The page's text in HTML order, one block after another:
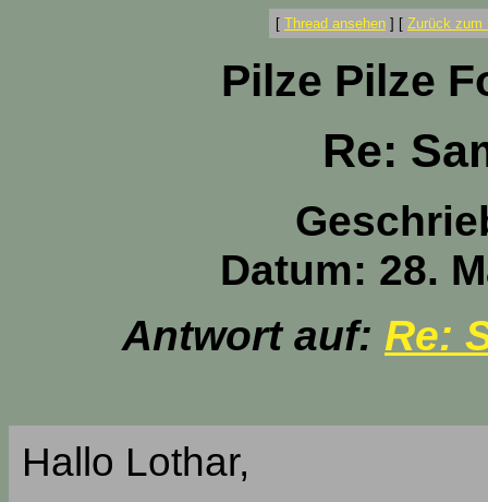
[ Thread ansehen ] [ Zurück zum
Pilze Pilze
Re:
Datum: 28.
Antwort auf: Re:
Hallo Lothar,